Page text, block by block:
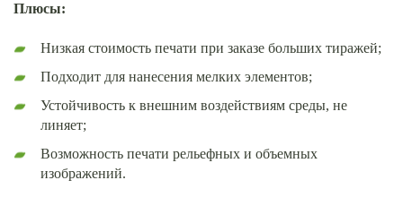
Плюсы:
Низкая стоимость печати при заказе больших тиражей;
Подходит для нанесения мелких элементов;
Устойчивость к внешним воздействиям среды, не
линяет;
Возможность печати рельефных и объемных
изображений.